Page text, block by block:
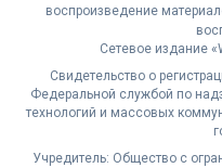
воспроизведение
Сетевое издание
Свидетельство о
Федеральной службой по
технологий и массовых
Учредитель: Общество с